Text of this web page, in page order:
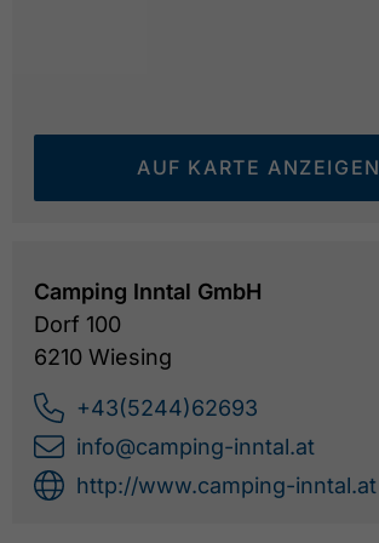
AUF KARTE ANZEIGEN
Camping Inntal GmbH
Dorf 100
6210 Wiesing
+43(5244)62693
info@camping-inntal.at
http://www.camping-inntal.at